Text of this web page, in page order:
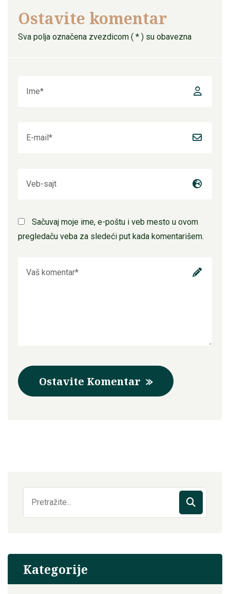
Ostavite komentar
Sva polja označena zvezdicom ( * ) su obavezna
Sačuvaj moje ime, e-poštu i veb mesto u ovom
pregledaču veba za sledeći put kada komentarišem.
Ostavite Komentar
Kategorije